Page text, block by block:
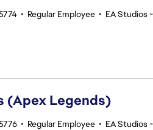
• Regular Employee • EA Studios
(Apex Legends)
• Regular Employee • EA Studios